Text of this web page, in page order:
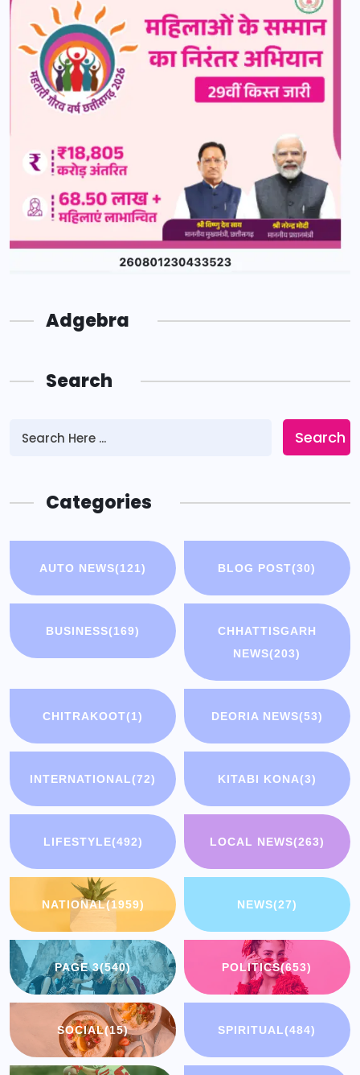
Adgebra
Search
Search
Categories
AUTO NEWS(121) BLOG POST(30)
BUSINESS(169)
CHHATTISGARH
NEWS(203)
CHITRAKOOT(1) DEORIA NEWS(53)
INTERNATIONAL(72) KITABI KONA(3)
LIFESTYLE(492) LOCAL NEWS(263)
NATIONAL(1959) NEWS(27)
PAGE 3(540) POLITICS(653)
SOCIAL(15) SPIRITUAL(484)